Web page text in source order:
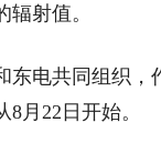
射值。
电共同组织，
月22日开始。